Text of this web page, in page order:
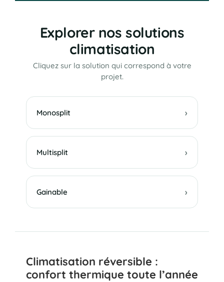
Explorer nos solutions
climatisation
Cliquez sur la solution qui correspond à votre
projet.
Monosplit ›
Multisplit ›
Gainable ›
Climatisation réversible :
confort thermique toute l’année